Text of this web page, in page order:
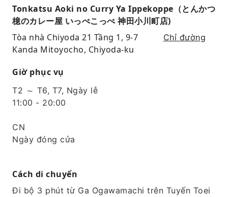
Tonkatsu Aoki no Curry Ya Ippekoppe（とんかつ
檍のカレー屋 いっぺこっぺ 神田小川町店)
Tòa nhà Chiyoda 21 Tầng 1, 9-7
Kanda Mitoyocho, Chiyoda-ku
Chỉ đường
Giờ phục vụ
T2 ～ T6, T7, Ngày lễ
11:00 - 20:00
CN
Ngày đóng cửa
Cách di chuyển
Đi bộ 3 phút từ Ga Ogawamachi trên Tuyến Toei